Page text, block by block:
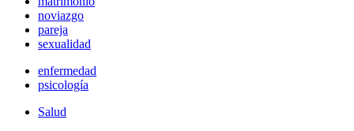
noviazgo
pareja
sexualidad
enfermedad
psicología
Salud